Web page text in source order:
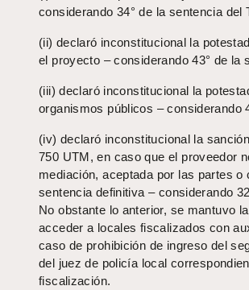
considerando 34° de la sentencia del
(ii) declaró inconstitucional la
el proyecto – considerando 43° de la
(iii) declaró inconstitucional la
organismos públicos – considerando
(iv) declaró inconstitucional la
750 UTM, en caso que el proveedor
mediación, aceptada por las partes o
sentencia definitiva – considerando
No obstante lo anterior, se mantuvo
acceder a locales fiscalizados con
caso de prohibición de ingreso del
del juez de policía local
fiscalización.